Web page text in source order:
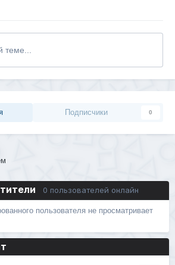
теме...
Подписчики 0
0 пользователей онлайн
пользователя не просматривает